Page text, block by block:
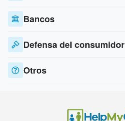
Bancos
Defensa del consumidor
Otros